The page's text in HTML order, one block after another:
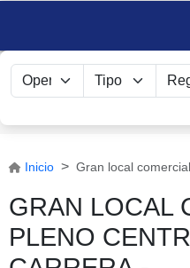
Inicio Gran local
GRAN LOCAL
PLENO